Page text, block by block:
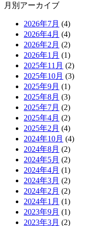
月別アーカイブ
2026年7月 (4)
2026年4月 (4)
2026年2月 (2)
2026年1月 (1)
2025年11月 (2)
2025年10月 (3)
2025年9月 (1)
2025年8月 (3)
2025年7月 (2)
2025年4月 (2)
2025年2月 (4)
2024年10月 (4)
2024年8月 (2)
2024年5月 (2)
2024年4月 (1)
2024年3月 (2)
2024年2月 (2)
2024年1月 (1)
2023年9月 (1)
2023年3月 (2)